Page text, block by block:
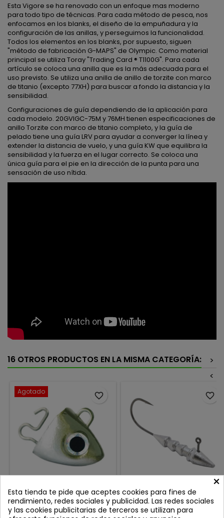
Esta Vigore se ha renovado con un enfoque mas moderno
para todo tipo de técnicas. Para cada método de pesca, nos
enfocamos en los blanks, el diseño de la empuñadura y la
configuración de las anillas, y perseguimos la funcionalidad.
Todos los elementos en los blanks, por supuesto, siguen
"método de fabricación G-MAPS" de Olympic. Como material
principal se utiliza Toray "Trading Card ® T1100G". Para cada
artículo se coloca una anilla que es la más adecuada para el
uso previsto. Se utiliza una anilla de anillo de torzite con marco
de titanio (excepto 77XH) para buscar a fondo la distancia y la
sensibilidad.
Configuraciones de guía dependiendo de la aplicación para
cada modelo. 20GVIGC-75M y 76MH tienen especificaciones de
anillo Torzite con marco de titanio completo, y la guía de
pelado tiene una guía LRV para ayudar a converger la línea y
extender la distancia de vuelo, y una guía KW que equilibra la
sensibilidad y la fuerza en el lugar correcto. Se coloca una
única guía para el pie en la dirección de la punta para una
sensación de uso nítida.
16 OTROS PRODUCTOS EN LA MISMA CATEGORÍA:
>
<
Agotado
BLACK MINNOW 90 CABEZA
SEARCH 8GR KHAKI
Review(s):0
favorite_border
BAITSFISHING HOVER
STROLLING JIG 2/0
Review(s):
favorite_border
×
Esta tienda te pide que aceptes cookies para fines de
rendimiento, redes sociales y publicidad. Las redes sociales
y las cookies publicitarias de terceros se utilizan para